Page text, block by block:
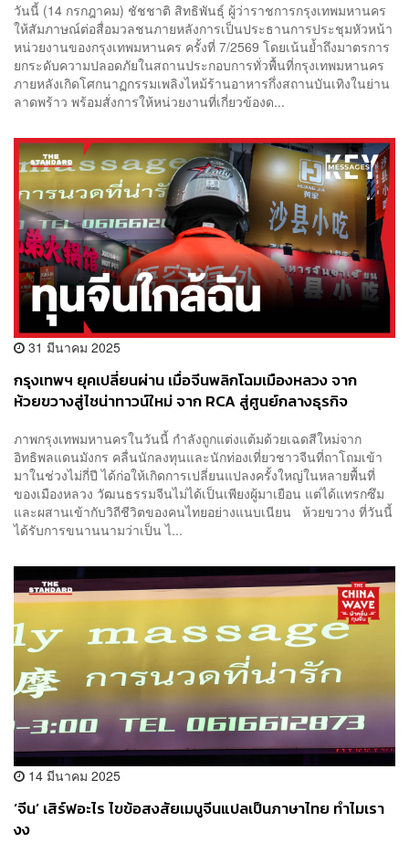
วันนี้ (14 กรกฎาคม) ชัชชาติ สิทธิพันธุ์ ผู้ว่าราชการกรุงเทพมหานคร
ให้สัมภาษณ์ต่อสื่อมวลชนภายหลังการเป็นประธานการประชุมหัวหน้า
หน่วยงานของกรุงเทพมหานคร ครั้งที่ 7/2569 โดยเน้นย้ำถึงมาตรการ
ยกระดับความปลอดภัยในสถานประกอบการทั่วพื้นที่กรุงเทพมหานคร
ภายหลังเกิดโศกนาฏกรรมเพลิงไหม้ร้านอาหารกึ่งสถานบันเทิงในย่าน
ลาดพร้าว พร้อมสั่งการให้หน่วยงานที่เกี่ยวข้องด...
31 มีนาคม 2025
กรุงเทพฯ ยุคเปลี่ยนผ่าน เมื่อจีนพลิกโฉมเมืองหลวง จาก
ห้วยขวางสู่ไชน่าทาวน์ใหม่ จาก RCA สู่ศูนย์กลางธุรกิจ
ภาพกรุงเทพมหานครในวันนี้ กำลังถูกแต่งแต้มด้วยเฉดสีใหม่จาก
อิทธิพลแดนมังกร คลื่นนักลงทุนและนักท่องเที่ยวชาวจีนที่ถาโถมเข้า
มาในช่วงไม่กี่ปี ได้ก่อให้เกิดการเปลี่ยนแปลงครั้งใหญ่ในหลายพื้นที่
ของเมืองหลวง วัฒนธรรมจีนไม่ได้เป็นเพียงผู้มาเยือน แต่ได้แทรกซึม
และผสานเข้ากับวิถีชีวิตของคนไทยอย่างแนบเนียน ห้วยขวาง ที่วันนี้
ได้รับการขนานนามว่าเป็น ไ...
14 มีนาคม 2025
‘จีน’ เสิร์ฟอะไร ไขข้อสงสัยเมนูจีนแปลเป็นภาษาไทย ทำไมเรา
งง